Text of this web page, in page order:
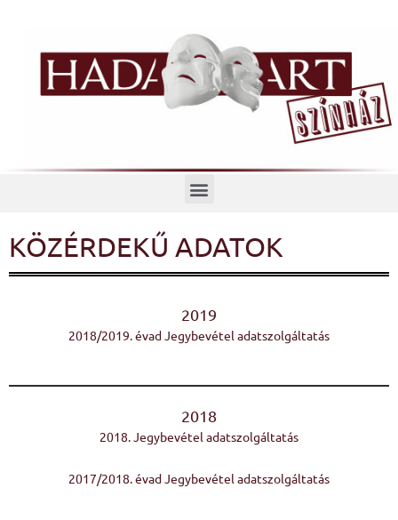
Menü
KÖZÉRDEKŰ ADATOK
2019
2018/2019. évad Jegybevétel adatszolgáltatás
2018
2018. Jegybevétel adatszolgáltatás
2017/2018. évad Jegybevétel adatszolgáltatás